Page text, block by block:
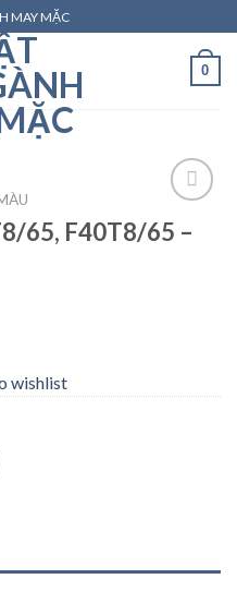
MAY MẶC
0
65, F40T8/65 –
wishlist